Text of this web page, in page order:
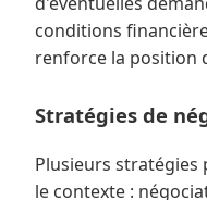
conditions
renforce la position
Stratégies de
Plusieurs stratégies
le contexte :